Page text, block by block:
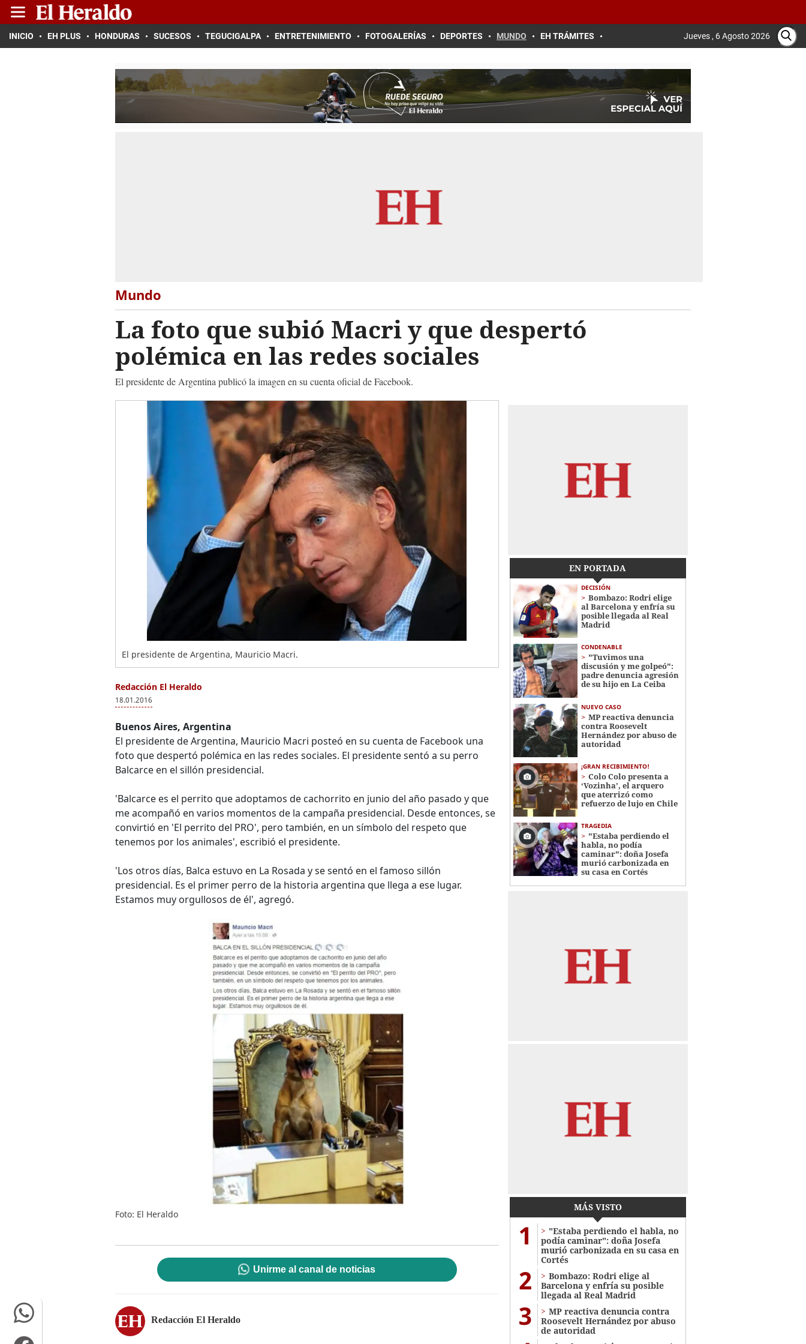
INICIO EH PLUS HONDURAS SUCESOS TEGUCIGALPA ENTRETENIMIENTO FOTOGALERÍAS DEPORTES MUNDO EH TRÁMITES Jueves , 6 Agosto 2026
Mundo
La foto que subió Macri y que despertó
polémica en las redes sociales
El presidente de Argentina publicó la imagen en su cuenta oficial de Facebook.
El presidente de Argentina, Mauricio Macri.
Redacción El Heraldo
18.01.2016
Buenos Aires, Argentina
El presidente de Argentina, Mauricio Macri posteó en su cuenta de Facebook una
foto que despertó polémica en las redes sociales. El presidente sentó a su perro
Balcarce en el sillón presidencial.
'Balcarce es el perrito que adoptamos de cachorrito en junio del año pasado y que
me acompañó en varios momentos de la campaña presidencial. Desde entonces, se
convirtió en 'El perrito del PRO', pero también, en un símbolo del respeto que
tenemos por los animales', escribió el presidente.
'Los otros días, Balca estuvo en La Rosada y se sentó en el famoso sillón
presidencial. Es el primer perro de la historia argentina que llega a ese lugar.
Estamos muy orgullosos de él', agregó.
Foto: El Heraldo
Unirme al canal de noticias
Redacción El Heraldo
EN PORTADA
DECISIÓN
Bombazo: Rodri elige
al Barcelona y enfría su
posible llegada al Real
Madrid
CONDENABLE
"Tuvimos una
discusión y me golpeó":
padre denuncia agresión
de su hijo en La Ceiba
NUEVO CASO
MP reactiva denuncia
contra Roosevelt
Hernández por abuso de
autoridad
¡GRAN RECIBIMIENTO!
Colo Colo presenta a
‘Vozinha’, el arquero
que aterrizó como
refuerzo de lujo en Chile
TRAGEDIA
"Estaba perdiendo el
habla, no podía
caminar": doña Josefa
murió carbonizada en
su casa en Cortés
MÁS VISTO
1
"Estaba perdiendo el habla, no
podía caminar": doña Josefa
murió carbonizada en su casa en
Cortés
2
Bombazo: Rodri elige al
Barcelona y enfría su posible
llegada al Real Madrid
3
MP reactiva denuncia contra
Roosevelt Hernández por abuso
de autoridad